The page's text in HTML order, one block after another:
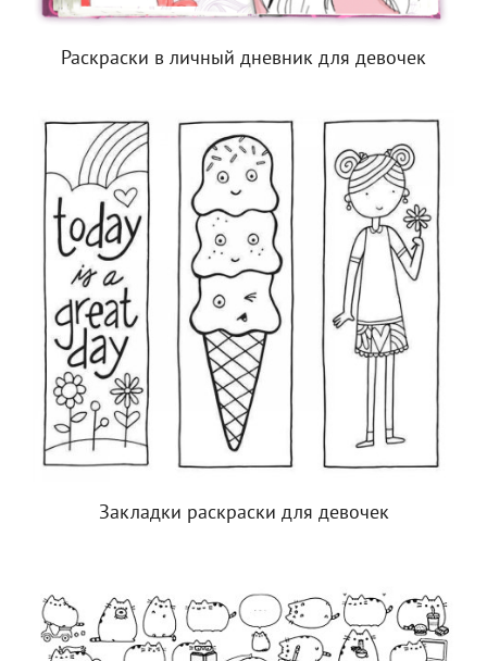
Раскраски в личный дневник для девочек
Закладки раскраски для девочек